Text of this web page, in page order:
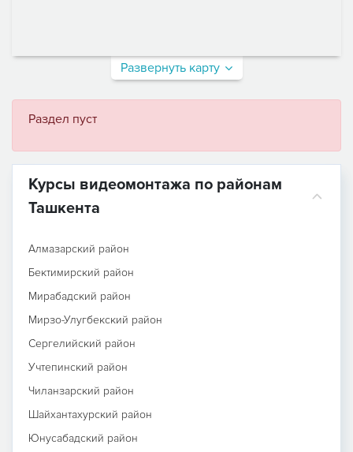
Развернуть карту
Раздел пуст
Курсы видеомонтажа по районам
Ташкента
Алмазарский район
Бектимирский район
Мирабадский район
Мирзо-Улугбекский район
Сергелийский район
Учтепинский район
Чиланзарский район
Шайхантахурский район
Юнусабадский район